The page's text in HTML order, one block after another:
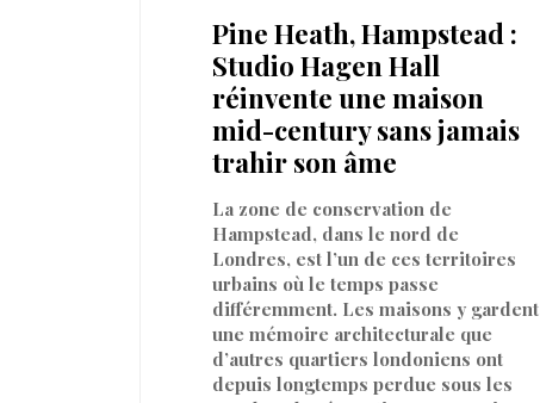
Pine Heath, Hampstead :
Studio Hagen Hall
réinvente une maison
mid-century sans jamais
trahir son âme
La zone de conservation de
Hampstead, dans le nord de
Londres, est l’un de ces territoires
urbains où le temps passe
différemment. Les maisons y gardent
une mémoire architecturale que
d’autres quartiers londoniens ont
depuis longtemps perdue sous les